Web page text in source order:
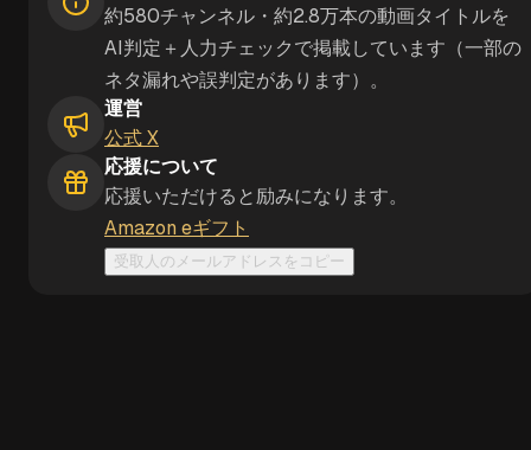
約580チャンネル・約2.8万本の動画タイトルを
AI判定＋人力チェックで掲載しています（一部の
ネタ漏れや誤判定があります）。
運営
公式 X
応援について
応援いただけると励みになります。
Amazon eギフト
受取人のメールアドレスをコピー